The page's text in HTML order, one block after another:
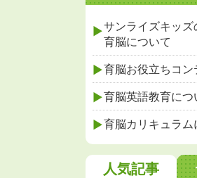
サンライズキッズ
育脳について
育脳お役立ちコン
育脳英語教育につ
育脳カリキュラム
人気記事